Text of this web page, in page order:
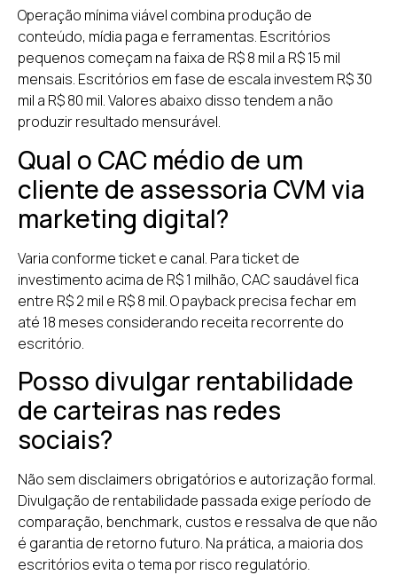
Operação mínima viável combina produção de
conteúdo, mídia paga e ferramentas. Escritórios
pequenos começam na faixa de R$ 8 mil a R$ 15 mil
mensais. Escritórios em fase de escala investem R$ 30
mil a R$ 80 mil. Valores abaixo disso tendem a não
produzir resultado mensurável.
Qual o CAC médio de um
cliente de assessoria CVM via
marketing digital?
Varia conforme ticket e canal. Para ticket de
investimento acima de R$ 1 milhão, CAC saudável fica
entre R$ 2 mil e R$ 8 mil. O payback precisa fechar em
até 18 meses considerando receita recorrente do
escritório.
Posso divulgar rentabilidade
de carteiras nas redes
sociais?
Não sem disclaimers obrigatórios e autorização formal.
Divulgação de rentabilidade passada exige período de
comparação, benchmark, custos e ressalva de que não
é garantia de retorno futuro. Na prática, a maioria dos
escritórios evita o tema por risco regulatório.